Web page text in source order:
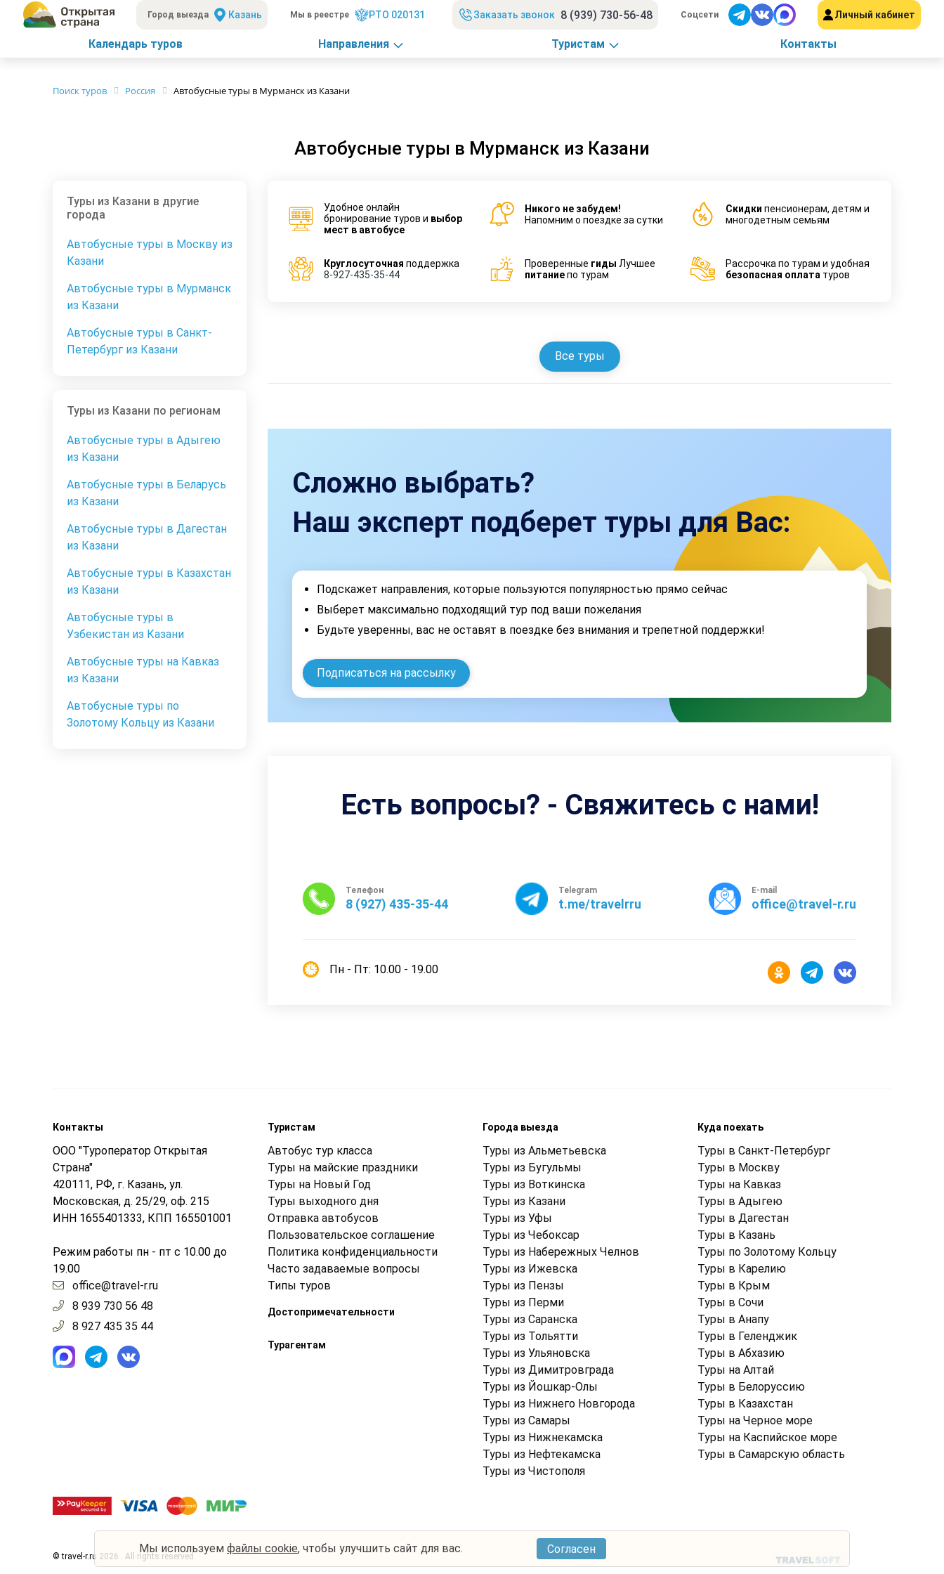
Город выезда Казань Мы в реестре РТО 020131 Заказать звонок 8 (939) 730-56-48 Соцсети Личный кабинет
Календарь туров Направления Туристам Контакты
Поиск туров Россия Автобусные туры в Мурманск из Казани
Автобусные туры в Мурманск из Казани
Туры из Казани в другие
города
Автобусные туры в Москву из
Казани
Автобусные туры в Мурманск
из Казани
Автобусные туры в Санкт-
Петербург из Казани
Туры из Казани по регионам
Автобусные туры в Адыгею
из Казани
Автобусные туры в Беларусь
из Казани
Автобусные туры в Дагестан
из Казани
Автобусные туры в Казахстан
из Казани
Автобусные туры в
Узбекистан из Казани
Автобусные туры на Кавказ
из Казани
Автобусные туры по
Золотому Кольцу из Казани
Удобное онлайн
бронирование туров и выбор
мест в автобусе
Никого не забудем!
Напомним о поездке за сутки
Cкидки пенсионерам, детям и
многодетным семьям
Круглосуточная поддержка
8-927-435-35-44
Проверенные гиды Лучшее
питаниепо турам
Рассрочка по турам и удобная
безопасная оплата туров
Все туры
Сложно выбрать?
Наш эксперт подберет туры для Вас:
Подскажет направления, которые пользуются популярностью прямо сейчас
Выберет максимально подходящий тур под ваши пожелания
Будьте уверенны, вас не оставят в поездке без внимания и трепетной поддержки!
Подписаться на рассылку
Есть вопросы? - Свяжитесь с нами!
Телефон
8 (927) 435-35-44
Telegram
t.me/travelrru
E-mail
office@travel-r.ru
Пн - Пт: 10.00 - 19.00
Контакты
ООО "Туроператор Открытая
Страна"
420111, РФ, г. Казань, ул.
Московская, д. 25/29, оф. 215
ИНН 1655401333, КПП 165501001
Режим работы пн - пт с 10.00 до
19.00
office@travel-r.ru
8 939 730 56 48
8 927 435 35 44
Туристам
Автобус тур класса
Туры на майские праздники
Туры на Новый Год
Туры выходного дня
Отправка автобусов
Пользовательское соглашение
Политика конфиденциальности
Часто задаваемые вопросы
Типы туров
Достопримечательности
Турагентам
Города выезда
Туры из Альметьевска
Туры из Бугульмы
Туры из Воткинска
Туры из Казани
Туры из Уфы
Туры из Чебоксар
Туры из Набережных Челнов
Туры из Ижевска
Туры из Пензы
Туры из Перми
Туры из Саранска
Туры из Тольятти
Туры из Ульяновска
Туры из Димитровграда
Туры из Йошкар-Олы
Туры из Нижнего Новгорода
Туры из Самары
Туры из Нижнекамска
Туры из Нефтекамска
Туры из Чистополя
Куда поехать
Туры в Санкт-Петербург
Туры в Москву
Туры на Кавказ
Туры в Адыгею
Туры в Дагестан
Туры в Казань
Туры по Золотому Кольцу
Туры в Карелию
Туры в Крым
Туры в Cочи
Туры в Анапу
Туры в Геленджик
Туры в Абхазию
Туры на Алтай
Туры в Белоруссию
Туры в Казахстан
Туры на Черное море
Туры на Каспийское море
Туры в Самарскую область
© travel-r.ru 2026 . All rights reserved. Условия использования
Мы используемфайлы cookie, чтобы улучшить сайт для вас. Согласен